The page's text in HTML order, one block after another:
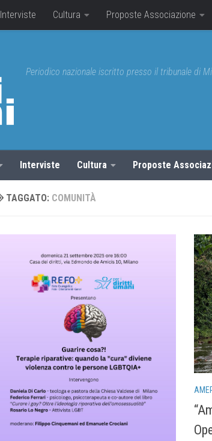
Interviste Cultura Proposte Associazione
Periodico nazionale iscritto presso il tribunale di
Interviste Cultura Proposte
TAGGATO: COMUNITÀ